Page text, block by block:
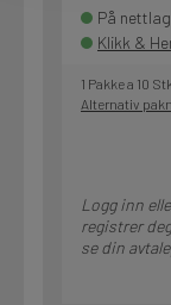
På
Klikk &
1 Pakke a 10 Stk
Alternativ
Logg inn
registrer
se din